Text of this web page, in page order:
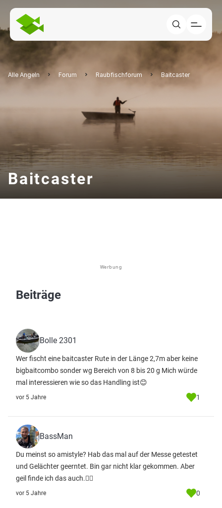
Alle Angeln Forum Raubfischforum Baitcaster
Baitcaster
Werbung
Beiträge
Bolle 2301
Wer fischt eine baitcaster Rute in der Länge 2,7m aber keine
bigbaitcombo sonder wg Bereich von 8 bis 20 g Mich würde
mal interessieren wie so das Handling ist😊
vor 5 Jahre 1
BassMan
Du meinst so amistyle? Hab das mal auf der Messe getestet
und Gelächter geerntet. Bin gar nicht klar gekommen. Aber
geil finde ich das auch.👍🏻
vor 5 Jahre 0